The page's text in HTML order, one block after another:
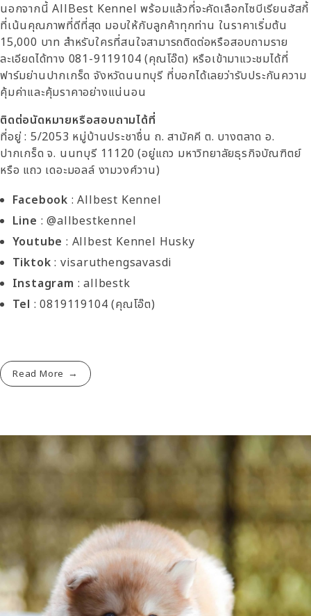
นอกจากนี้ AllBest Kennel พร้อมแล้วที่จะคัดเลือกไซบีเรียนฮัสกี้
ที่เน้นคุณภาพที่ดีที่สุด มอบให้กับลูกค้าทุกท่าน ในราคาเริ่มต้น
15,000 บาท สำหรับใครที่สนใจสามารถติดต่อหรือสอบถามราย
ละเอียดได้ทาง 081-9119104 (คุณโอ๊ต) หรือเข้ามาแวะชมได้ที่
ฟาร์มย่านปากเกร็ด จังหวัดนนทบุรี ที่บอกได้เลยว่ารับประกันความ
คุ้มค่าและคุ้มราคาอย่างแน่นอน
ติดต่อนัดหมายหรือสอบถามได้ที่
ที่อยู่ : 5/2053 หมู่บ้านประชาชื่น ถ. สามัคคี ต. บางตลาด อ.
ปากเกร็ด จ. นนทบุรี 11120 (อยู่แถว มหาวิทยาลัยธุรกิจบัณฑิตย์
หรือ แถว เดอะมอลล์ งามวงศ์วาน)
Facebook : Allbest Kennel
Line : @allbestkennel
Youtube : Allbest Kennel Husky
Tiktok : visaruthengsavasdi
Instagram : allbestk
Tel : 0819119104 (คุณโอ๊ต)
Read More